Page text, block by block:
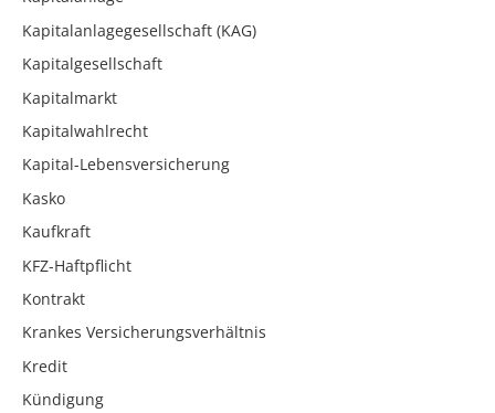
Kapitalanlagegesellschaft (KAG)
Kapitalgesellschaft
Kapitalmarkt
Kapitalwahlrecht
Kapital-Lebensversicherung
Kasko
Kaufkraft
KFZ-Haftpflicht
Kontrakt
Krankes Versicherungsverhältnis
Kredit
Kündigung